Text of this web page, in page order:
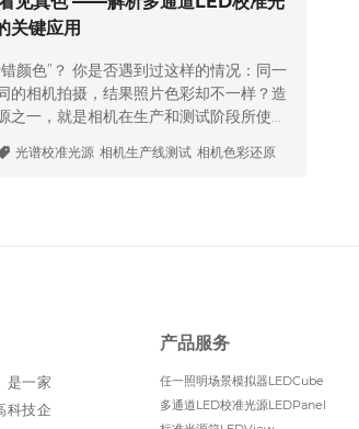
关键应用
颜色”？ 你是否遇到过这样的情况：同一
的相机拍摄，结果照片色彩却不一样？造
之一，就是相机在生产和测试阶段所使用
源的光谱分布不稳定，就可能让相机误判
光谱校准光源 相机生产线测试 相机色彩还原
是一家
科技企
产品服务
任一照明场景模拟器LEDCube
多通道LED校准光源LEDPanel